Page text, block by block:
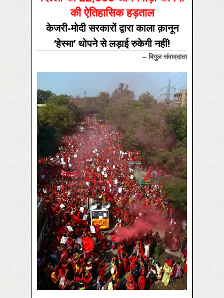
की ऐतिहासिक हड़ताल
केजरी-मोदी सरकारों द्वारा काला क़ानून
‘हेस्मा’ थोपने से लड़ाई रुकेगी नहीं!
– बिगुल संवाददाता